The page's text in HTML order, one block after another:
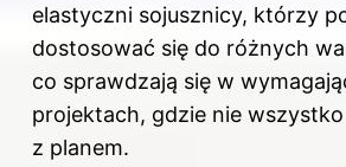
elastyczni sojusznicy, którzy
dostosować się do różnych
co sprawdzają się w
projektach, gdzie nie
z planem.